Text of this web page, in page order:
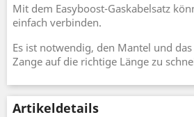
Mit dem Easyboost-Gaskabelsatz
einfach verbinden.
Es ist notwendig, den Mantel und
Zange auf die richtige Länge zu
Artikeldetails